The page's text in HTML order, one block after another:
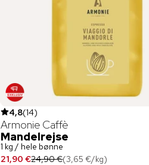
4,8(14)
Armonie Caffè
Mandelrejse
1 kg / hele bønne
21,90 €24,90 €(3,65 €/kg)